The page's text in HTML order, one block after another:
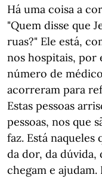
Há uma coisa a
"Quem disse que
ruas?" Ele está,
nos hospitais, por
número de
acorreram para
Estas pessoas
pessoas, nos que
faz. Está
da dor, da dúvida,
chegam e